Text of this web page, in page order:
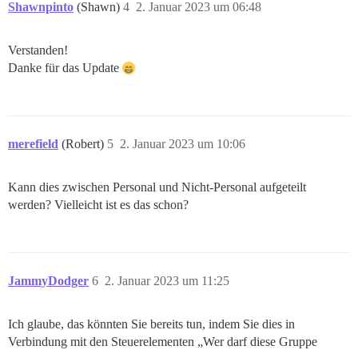
Shawnpinto (Shawn) 2. Januar 2023 um 06:48
4
Verstanden!
Danke für das Update
merefield (Robert) 2. Januar 2023 um 10:06
5
Kann dies zwischen Personal und Nicht-Personal aufgeteilt
werden? Vielleicht ist es das schon?
JammyDodger 2. Januar 2023 um 11:25
6
Ich glaube, das könnten Sie bereits tun, indem Sie dies in
Verbindung mit den Steuerelementen „Wer darf diese Gruppe